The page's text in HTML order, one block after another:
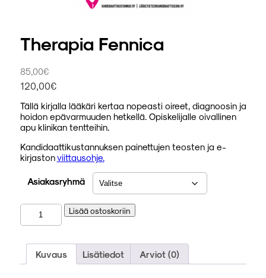
Therapia Fennica
85,00€
120,00€
Tällä kirjalla lääkäri kertaa nopeasti oireet, diagnoosin ja
hoidon epävarmuuden hetkellä. Opiskelijalle oivallinen
apu klinikan tentteihin.
Kandidaattikustannuksen painettujen teosten ja e-
kirjastonviittausohje.
Asiakasryhmä
Therapia
Fennica
Lisää ostoskoriin
Kuvaus Lisätiedot Arviot (0)